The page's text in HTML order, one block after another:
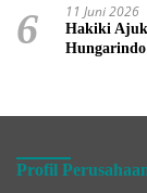
6 11 Juni 2026
Hakiki
Profil